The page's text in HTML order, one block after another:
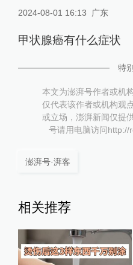
2024-08-01 16:13 广东
甲状腺癌有什么症状
特
本文为澎湃号作者或机
仅代表该作者或机构观
或立场，澎湃新闻仅提
号请用电脑访问http://
澎湃号·湃客
相关推荐